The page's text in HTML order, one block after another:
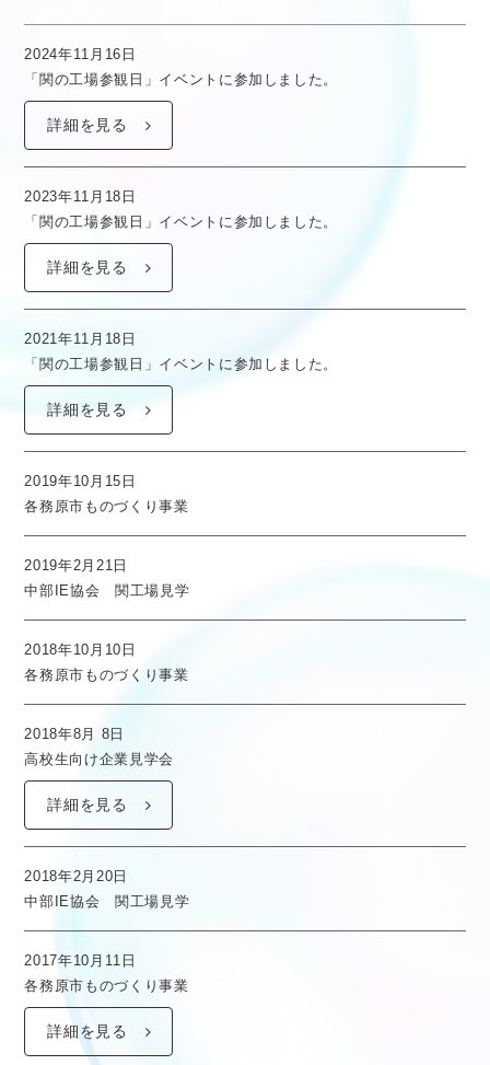
2024年11月16日
「関の工場参観日」イベントに参加しました。
詳細を見る
2023年11月18日
「関の工場参観日」イベントに参加しました。
詳細を見る
2021年11月18日
「関の工場参観日」イベントに参加しました。
詳細を見る
2019年10月15日
各務原市ものづくり事業
2019年2月21日
中部IE協会 関工場見学
2018年10月10日
各務原市ものづくり事業
2018年8月 8日
高校生向け企業見学会
詳細を見る
2018年2月20日
中部IE協会 関工場見学
2017年10月11日
各務原市ものづくり事業
詳細を見る